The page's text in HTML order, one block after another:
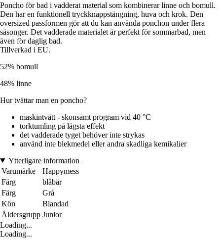
Poncho för bad i vadderat material som kombinerar linne och bomull.
Den har en funktionell tryckknappstängning, huva och krok. Den
oversized passformen gör att du kan använda ponchon under flera
säsonger. Det vadderade materialet är perfekt för sommarbad, men
även för daglig bad.
Tillverkad i EU.
52% bomull
48% linne
Hur tvättar man en poncho?
maskintvätt - skonsamt program vid 40 °C
torktumling på lägsta effekt
det vadderade tyget behöver inte strykas
använd inte blekmedel eller andra skadliga kemikalier
Ytterligare information
Varumärke
Happymess
Färg
blåbär
Färg
Grå
Kön
Blandad
Åldersgrupp Junior
Loading...
Loading...